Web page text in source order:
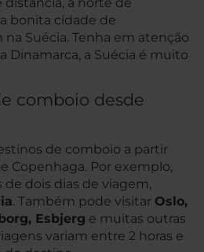
bonita cidade de
Suécia. Tenha em atenção
Dinamarca, a Suécia é muito
comboio desde
de comboio a partir
Copenhaga. Por exemplo,
dois dias de viagem,
. Também pode visitar Oslo,
Esbjerg e muitas outras
variam entre 2 horas e